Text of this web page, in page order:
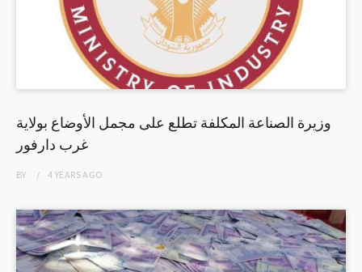
وزيرة الصناعة المكلفة تطلع على مجمل الأوضاع بولاية
غرب دارفور
BY 4 YEARSAGO